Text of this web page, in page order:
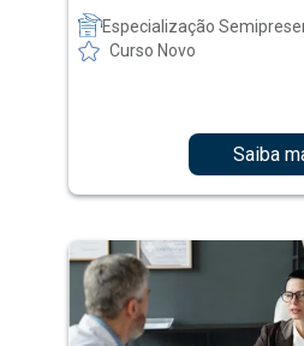
Especialização
Curso Novo
Saiba